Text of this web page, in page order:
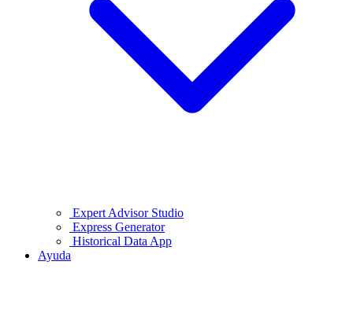
Expert Advisor Studio
Express Generator
Historical Data App
Ayuda